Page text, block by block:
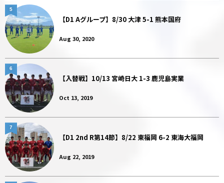
【D1 Aグループ】8/30 大津 5-1 熊本国府
Aug 30, 2020
5
【入替戦】10/13 宮崎日大 1-3 鹿児島実業
Oct 13, 2019
6
【D1 2nd R第14節】8/22 東福岡 6-2 東海大福岡
Aug 22, 2019
7